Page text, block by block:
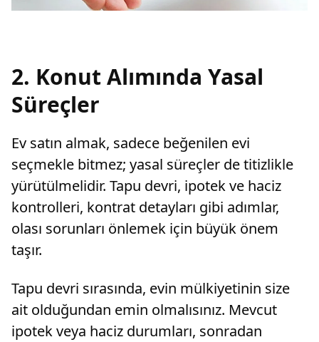
2. Konut Alımında Yasal
Süreçler
Ev satın almak, sadece beğenilen evi
seçmekle bitmez; yasal süreçler de titizlikle
yürütülmelidir. Tapu devri, ipotek ve haciz
kontrolleri, kontrat detayları gibi adımlar,
olası sorunları önlemek için büyük önem
taşır.
Tapu devri sırasında, evin mülkiyetinin size
ait olduğundan emin olmalısınız. Mevcut
ipotek veya haciz durumları, sonradan